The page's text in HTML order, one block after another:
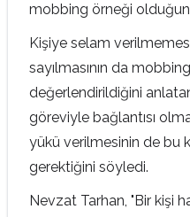
mobbing örneği
Kişiye selam
sayılmasının da
değerlendirildiğini
göreviyle bağlantısı
yükü verilmesinin de bu
gerektiğini söyledi.
Nevzat Tarhan, "Bir kişi